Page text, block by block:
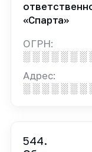
«Спарта»
ОГРН:
░ ░ ░ ░ ░ ░ ░
Адрес:
░ ░ ░ ░ ░ ░ ░
544.